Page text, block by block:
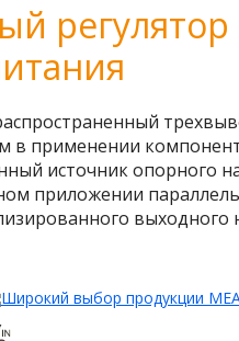
в применении
источник опорного
приложении